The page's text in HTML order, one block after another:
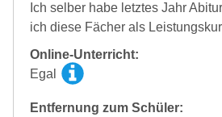
Ich selber habe letztes Jahr
ich diese Fächer als
Online-Unterricht:
Egal
Entfernung zum Schüler: